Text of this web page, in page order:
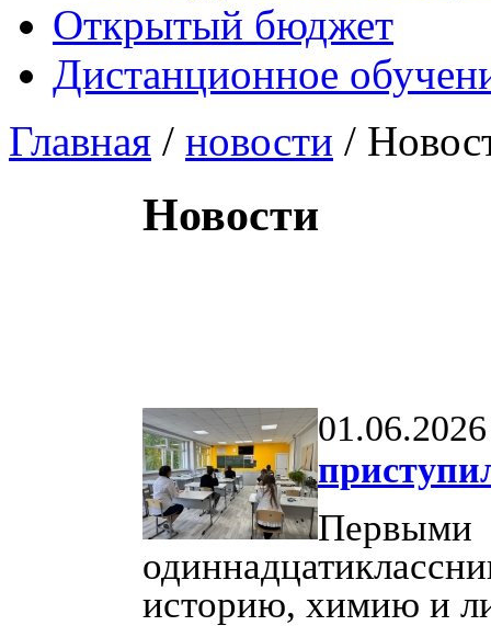
Открытый бюджет
Дистанционное
Главная / новости /
Новости
01.06.2026
историю, химию и